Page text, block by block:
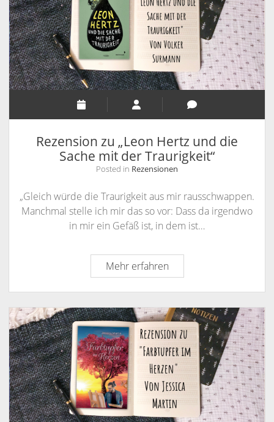
Rezension zu „Leon Hertz und die
Sache mit der Traurigkeit“
Posted in Rezensionen
„Gleich würde die Traurigkeit aus mir rausschwappen.
Manchmal stelle ich mir das so vor: Dass da irgendwo
in mir ein Gefäß ist, in dem ist…
Mehr erfahrenRezension
zu
„Leon
Hertz
und
die
Sache
mit
der
Traurigkeit“